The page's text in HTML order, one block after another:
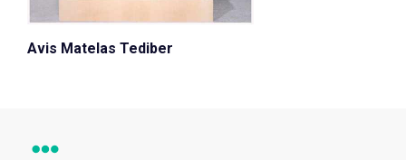
Avis Matelas Tediber